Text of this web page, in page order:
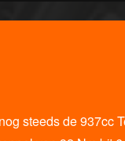
steeds de 937cc